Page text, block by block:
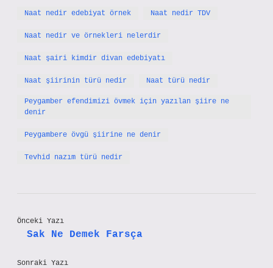
Naat nedir edebiyat örnek Naat nedir TDV
Naat nedir ve örnekleri nelerdir
Naat şairi kimdir divan edebiyatı
Naat şiirinin türü nedir Naat türü nedir
Peygamber efendimizi övmek için yazılan şiire ne
denir
Peygambere övgü şiirine ne denir
Tevhid nazım türü nedir
Önceki Yazı
Sak Ne Demek Farsça
Sonraki Yazı